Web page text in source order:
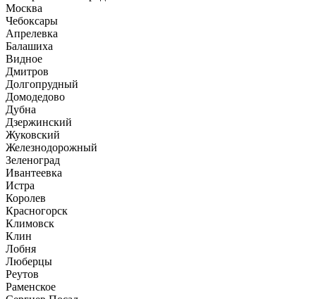
Москва
Чебоксары
Апрелевка
Балашиха
Видное
Дмитров
Долгопрудный
Домодедово
Дубна
Дзержинский
Жуковский
Железнодорожный
Зеленоград
Ивантеевка
Истра
Королев
Красногорск
Климовск
Клин
Лобня
Люберцы
Реутов
Раменское